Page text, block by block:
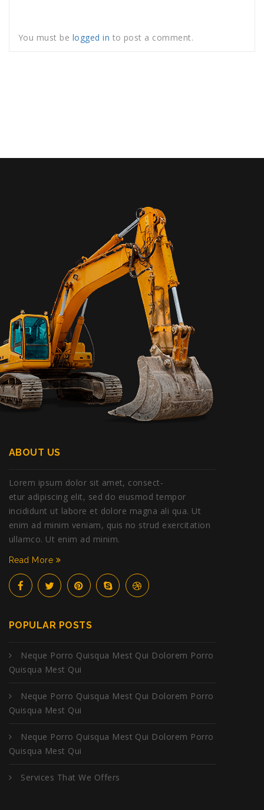
You must be logged in to post a comment.
ABOUT US
Lorem ipsum dolor sit amet, consect-
etur adipiscing elit, sed do eiusmod tempor
incididunt ut labore et dolore magna ali qua. Ut
enim ad minim veniam, quis no strud exercitation
ullamco. Ut enim ad minim.
Read More
POPULAR POSTS
Neque Porro Quisqua Mest Qui Dolorem Porro
Quisqua Mest Qui
Neque Porro Quisqua Mest Qui Dolorem Porro
Quisqua Mest Qui
Neque Porro Quisqua Mest Qui Dolorem Porro
Quisqua Mest Qui
Services That We Offers